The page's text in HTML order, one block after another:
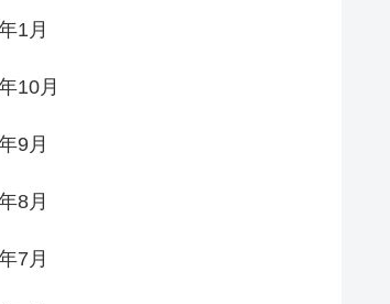
1月
10月
9月
8月
7月